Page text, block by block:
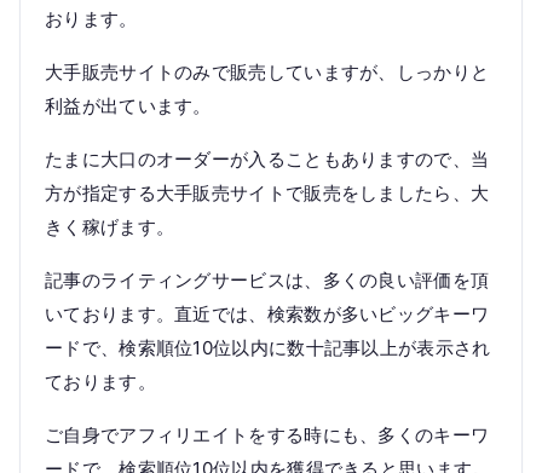
おります。
大手販売サイトのみで販売していますが、しっかりと
利益が出ています。
たまに大口のオーダーが入ることもありますので、当
方が指定する大手販売サイトで販売をしましたら、大
きく稼げます。
記事のライティングサービスは、多くの良い評価を頂
いております。直近では、検索数が多いビッグキーワ
ードで、検索順位10位以内に数十記事以上が表示され
ております。
ご自身でアフィリエイトをする時にも、多くのキーワ